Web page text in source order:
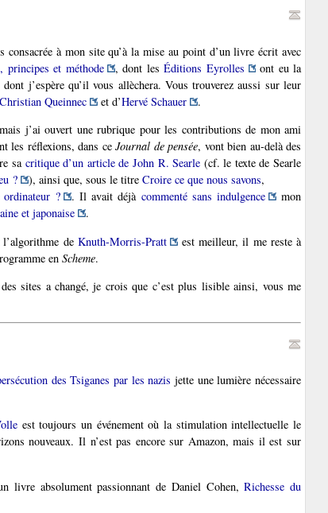
à mon site qu’à la mise au point d’un livre écrit avec
principes et méthode , dont lesÉditions Eyrolles
ont eu la
dont j’espère qu’il vous allèchera. Vous trouverez aussi sur leur
Christian Queinnec et d’Hervé Schauer
.
j’ai ouvert une rubrique pour les contributions de mon ami
les réflexions, dans ceJournal de pensée, vont bien au-delà des
sa critique d’un article de John R. Searle (cf. le texte de Searle
?
), ainsi que, sous le titre Croire ce que nous savons,
? . Il avait déjà commenté sans indulgence
mon
et japonaise
.
de Knuth-Morris-Pratt
est meilleur, il me reste à
en Scheme.
sites a changé, je crois que c’est plus lisible ainsi, vous me
des Tsiganes par les nazis jette une lumière nécessaire
est toujours un événement où la stimulation intellectuelle le
nouveaux. Il n’est pas encore sur Amazon, mais il est sur
livre absolument passionnant de Daniel Cohen,Richesse du